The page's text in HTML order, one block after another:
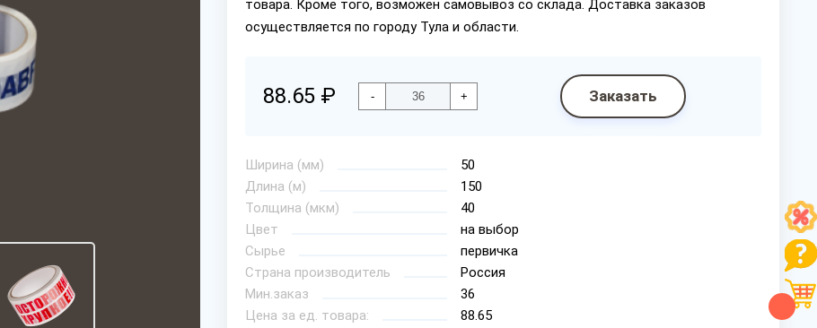
товара. Кроме того, возможен самовывоз со склада. Доставка заказов
осуществляется по городу Тула и области.
88.65 ₽ - + Заказать
Ширина (мм)
50
Длина (м)
150
Толщина (мкм)
40
Цвет
на выбор
Сырье
первичка
Страна производитель
Россия
Мин.заказ
36
Цена за ед. товара:
88.65